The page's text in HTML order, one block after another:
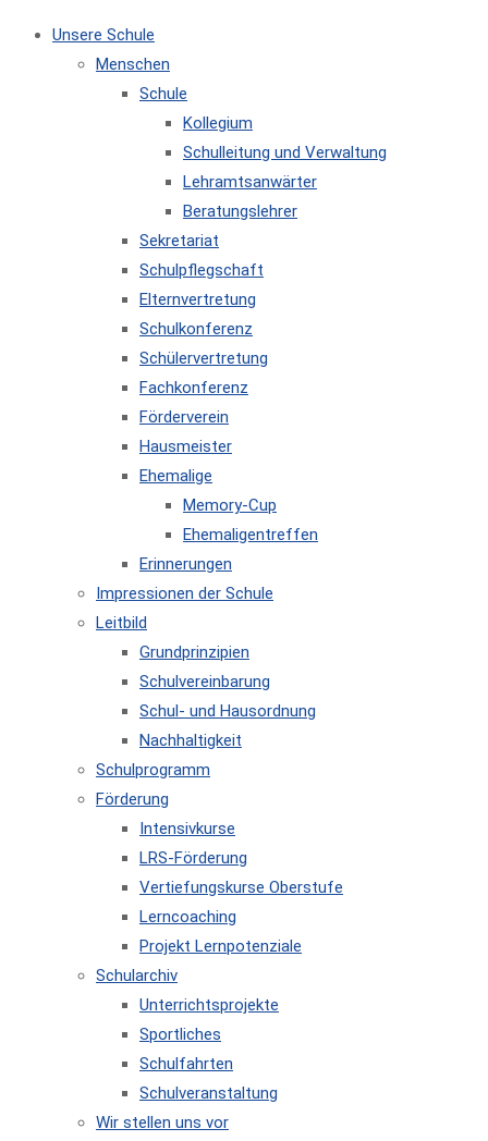
Unsere Schule
Menschen
Schule
Kollegium
Schulleitung und Verwaltung
Lehramtsanwärter
Beratungslehrer
Sekretariat
Schulpflegschaft
Elternvertretung
Schulkonferenz
Schülervertretung
Fachkonferenz
Förderverein
Hausmeister
Ehemalige
Memory-Cup
Ehemaligentreffen
Erinnerungen
Impressionen der Schule
Leitbild
Grundprinzipien
Schulvereinbarung
Schul- und Hausordnung
Nachhaltigkeit
Schulprogramm
Förderung
Intensivkurse
LRS-Förderung
Vertiefungskurse Oberstufe
Lerncoaching
Projekt Lernpotenziale
Schularchiv
Unterrichtsprojekte
Sportliches
Schulfahrten
Schulveranstaltung
Wir stellen uns vor